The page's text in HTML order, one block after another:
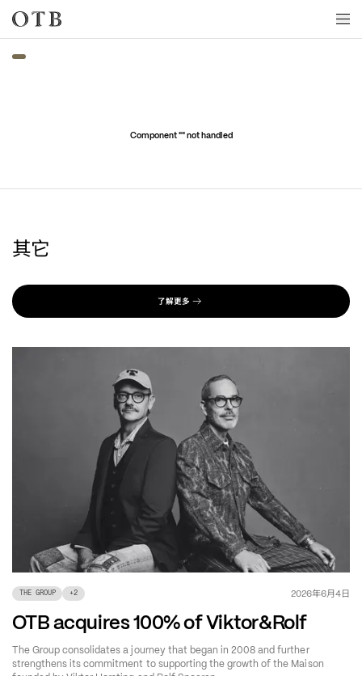
Skip to main content
Component "" not handled
其它
了解更多
THE GROUP +2 2026年6月4日
OTB acquires 100% of Viktor&Rolf
The Group consolidates a journey that began in 2008 and further
strengthens its commitment to supporting the growth of the Maison